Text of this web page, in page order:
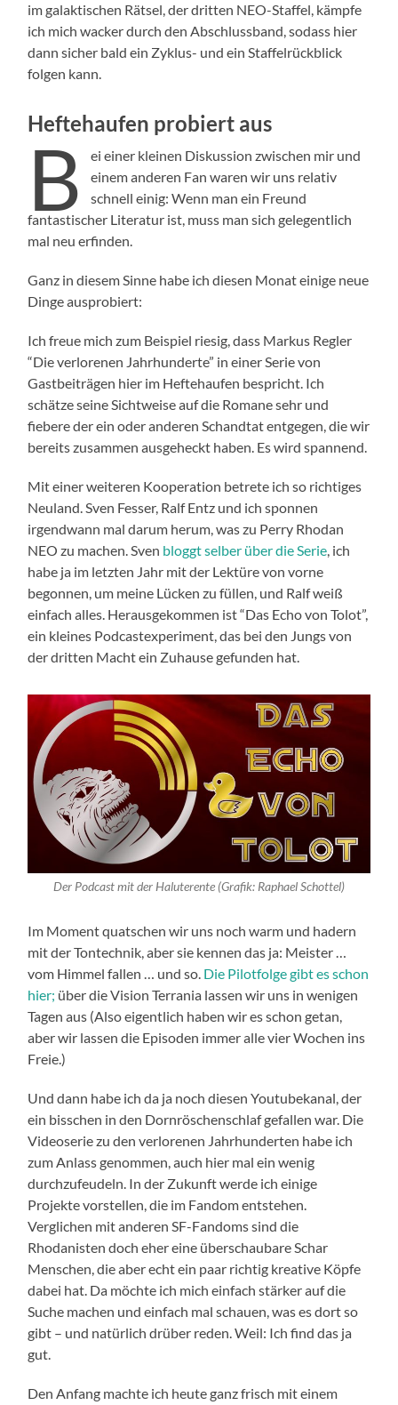
im galaktischen Rätsel, der dritten NEO-Staffel, kämpfe
ich mich wacker durch den Abschlussband, sodass hier
dann sicher bald ein Zyklus- und ein Staffelrückblick
folgen kann.
Heftehaufen probiert aus
B
ei einer kleinen Diskussion zwischen mir und
einem anderen Fan waren wir uns relativ
schnell einig: Wenn man ein Freund
fantastischer Literatur ist, muss man sich gelegentlich
mal neu erfinden.
Ganz in diesem Sinne habe ich diesen Monat einige neue
Dinge ausprobiert:
Ich freue mich zum Beispiel riesig, dass Markus Regler
“Die verlorenen Jahrhunderte” in einer Serie von
Gastbeiträgen hier im Heftehaufen bespricht. Ich
schätze seine Sichtweise auf die Romane sehr und
fiebere der ein oder anderen Schandtat entgegen, die wir
bereits zusammen ausgeheckt haben. Es wird spannend.
Mit einer weiteren Kooperation betrete ich so richtiges
Neuland. Sven Fesser, Ralf Entz und ich sponnen
irgendwann mal darum herum, was zu Perry Rhodan
NEO zu machen. Sven bloggt selber über die Serie, ich
habe ja im letzten Jahr mit der Lektüre von vorne
begonnen, um meine Lücken zu füllen, und Ralf weiß
einfach alles. Herausgekommen ist “Das Echo von Tolot”,
ein kleines Podcastexperiment, das bei den Jungs von
der dritten Macht ein Zuhause gefunden hat.
Der Podcast mit der Haluterente (Grafik: Raphael Schottel)
Im Moment quatschen wir uns noch warm und hadern
mit der Tontechnik, aber sie kennen das ja: Meister …
vom Himmel fallen … und so. Die Pilotfolge gibt es schon
hier; über die Vision Terrania lassen wir uns in wenigen
Tagen aus (Also eigentlich haben wir es schon getan,
aber wir lassen die Episoden immer alle vier Wochen ins
Freie.)
Und dann habe ich da ja noch diesen Youtubekanal, der
ein bisschen in den Dornröschenschlaf gefallen war. Die
Videoserie zu den verlorenen Jahrhunderten habe ich
zum Anlass genommen, auch hier mal ein wenig
durchzufeudeln. In der Zukunft werde ich einige
Projekte vorstellen, die im Fandom entstehen.
Verglichen mit anderen SF-Fandoms sind die
Rhodanisten doch eher eine überschaubare Schar
Menschen, die aber echt ein paar richtig kreative Köpfe
dabei hat. Da möchte ich mich einfach stärker auf die
Suche machen und einfach mal schauen, was es dort so
gibt – und natürlich drüber reden. Weil: Ich find das ja
gut.
Den Anfang machte ich heute ganz frisch mit einem